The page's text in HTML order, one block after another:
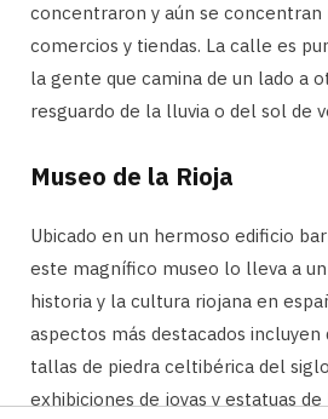
concentraron y aún se concentran
comercios y tiendas. La calle es
la gente que camina de un lado a
resguardo de la lluvia o del sol de
Museo de la Rioja
Ubicado en un hermoso edificio
este magnífico museo lo lleva a
historia y la cultura riojana en
aspectos más destacados
tallas de piedra celtibérica del siglo
exhibiciones de joyas y estatuas